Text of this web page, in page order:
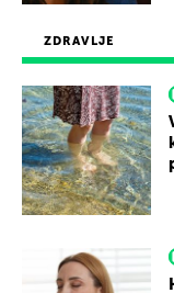
ZDRAVLJE